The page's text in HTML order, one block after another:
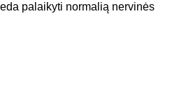
palaikyti normalią nervinės